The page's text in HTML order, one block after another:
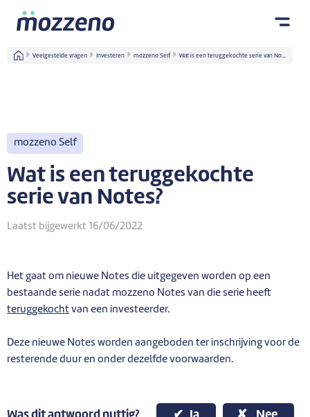
Veelgestelde vragen Investeren mozzeno Self Wat is een teruggekochte serie van No...
mozzeno Self
Wat is een teruggekochte
serie van Notes?
Laatst bijgewerkt 16/06/2022
Het gaat om nieuwe Notes die uitgegeven worden op een
bestaande serie nadat mozzeno Notes van die serie heeft
teruggekocht van een investeerder.
Deze nieuwe Notes worden aangeboden ter inschrijving voor de
resterende duur en onder dezelfde voorwaarden.